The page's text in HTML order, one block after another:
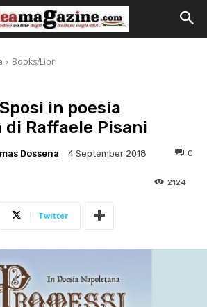
Books/Libri
in poesia
di Raffaele Pisani
Dossena 4 September 2018 0
2124
Twitter